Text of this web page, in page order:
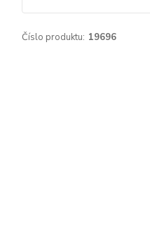
Číslo produktu: 19696